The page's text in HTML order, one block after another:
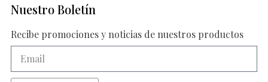
Nuestro Boletín
Recibe promociones y noticias de nuestros productos